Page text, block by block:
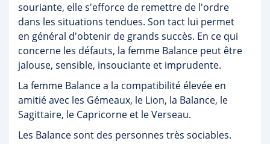
souriante, elle s'efforce de remettre de l'ordre
dans les situations tendues. Son tact lui permet
en général d'obtenir de grands succès. En ce qui
concerne les défauts, la femme Balance peut être
jalouse, sensible, insouciante et imprudente.
La femme Balance a la compatibilité élevée en
amitié avec les Gémeaux, le Lion, la Balance, le
Sagittaire, le Capricorne et le Verseau.
Les Balance sont des personnes très sociables.